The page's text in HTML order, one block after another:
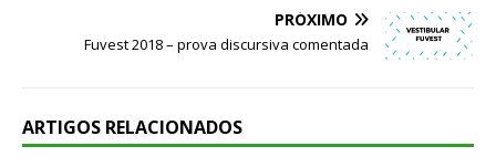
PRÓXIMO
Fuvest 2018 – prova discursiva comentada
ARTIGOS RELACIONADOS